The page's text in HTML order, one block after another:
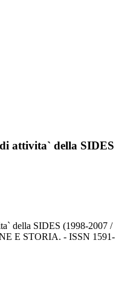
attivita` della SIDES
della SIDES (1998-2007 /
E STORIA. - ISSN 1591-